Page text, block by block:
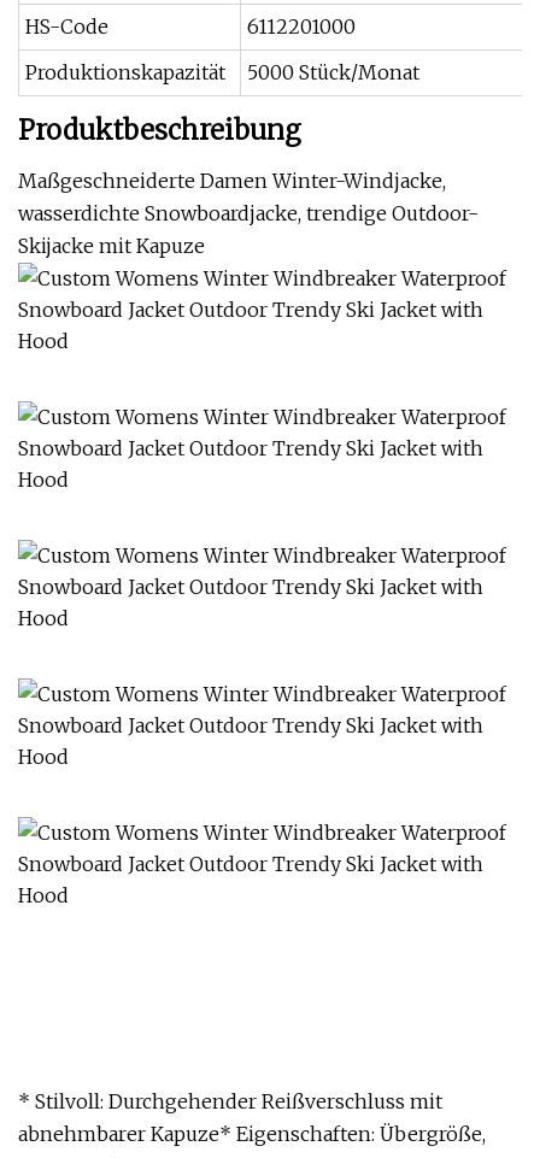
HS-Code
6112201000
Produktionskapazität
5000 Stück/Monat
Produktbeschreibung
Maßgeschneiderte Damen Winter-Windjacke,
wasserdichte Snowboardjacke, trendige Outdoor-
Skijacke mit Kapuze
* Stilvoll: Durchgehender Reißverschluss mit
abnehmbarer Kapuze* Eigenschaften: Übergröße,